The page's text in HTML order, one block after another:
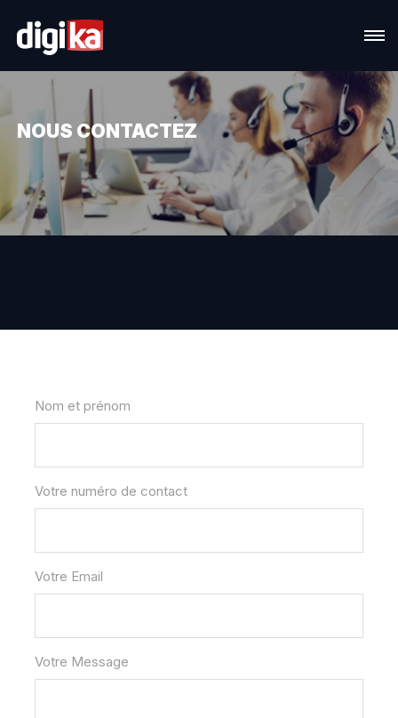
NOUS CONTACTEZ
Nom et prénom
Votre numéro de contact
Votre Email
Votre Message